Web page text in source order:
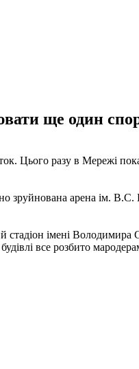
ще один
Цього разу в Мережі
зруйнована арена ім.
стадіон імені
будівлі все розбито